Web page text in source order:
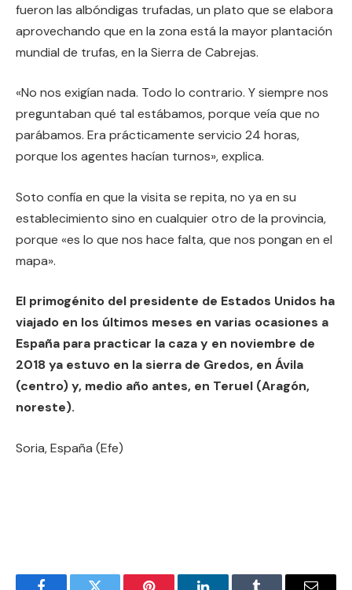
fueron las albóndigas trufadas, un plato que se elabora
aprovechando que en la zona está la mayor plantación
mundial de trufas, en la Sierra de Cabrejas.
«No nos exigían nada. Todo lo contrario. Y siempre nos
preguntaban qué tal estábamos, porque veía que no
parábamos. Era prácticamente servicio 24 horas,
porque los agentes hacían turnos», explica.
Soto confía en que la visita se repita, no ya en su
establecimiento sino en cualquier otro de la provincia,
porque «es lo que nos hace falta, que nos pongan en el
mapa».
El primogénito del presidente de Estados Unidos ha
viajado en los últimos meses en varias ocasiones a
España para practicar la caza y en noviembre de
2018 ya estuvo en la sierra de Gredos, en Ávila
(centro) y, medio año antes, en Teruel (Aragón,
noreste).
Soria, España (Efe)